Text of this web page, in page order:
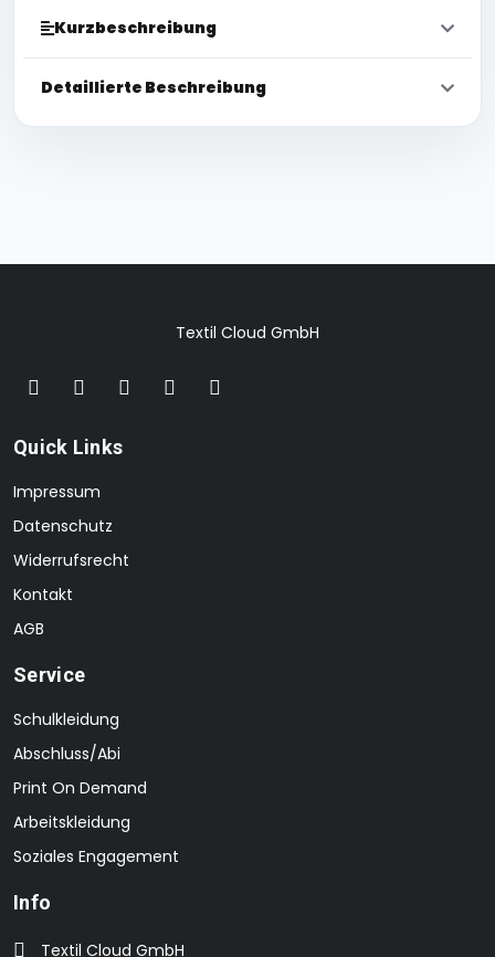
Kurzbeschreibung
Detaillierte Beschreibung
Textil Cloud GmbH
Quick Links
Impressum
Datenschutz
Widerrufsrecht
Kontakt
AGB
Service
Schulkleidung
Abschluss/Abi
Print On Demand
Arbeitskleidung
Soziales Engagement
Info
Textil Cloud GmbH